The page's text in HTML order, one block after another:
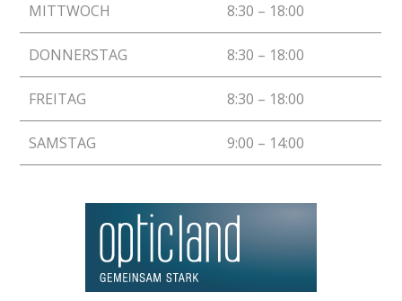
MITTWOCH 8:30 – 18:00
DONNERSTAG 8:30 – 18:00
FREITAG 8:30 – 18:00
SAMSTAG 9:00 – 14:00